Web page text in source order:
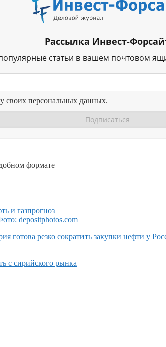
Рассылка Инвест-
статьи в вашем почтовом
своих персональных данных.
формате
и газпрогноз
готова резко сократить закупки нефти у
с сирийского рынка